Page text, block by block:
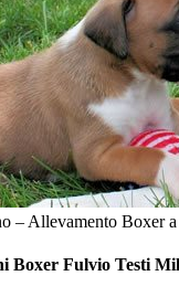
– Allevamento Boxer
Boxer Fulvio Testi